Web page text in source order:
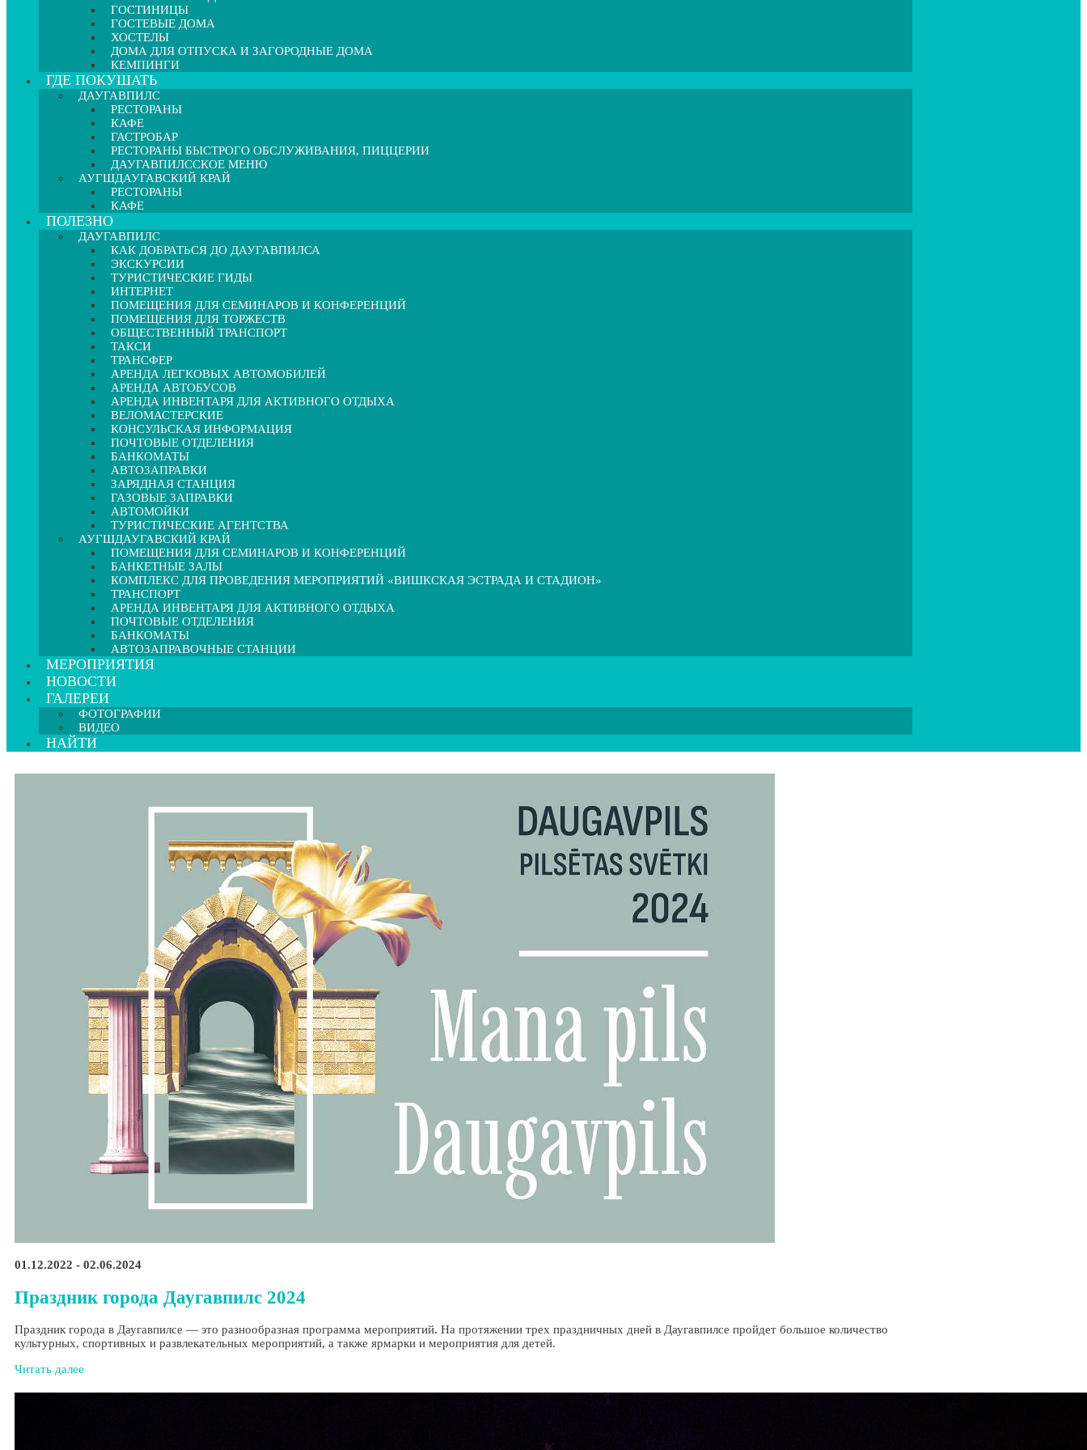
ГОСТИНИЦЫ
ГОСТЕВЫЕ ДОМА
ХОСТЕЛЫ
ДОМА ДЛЯ ОТПУСКА И ЗАГОРОДНЫЕ ДОМА
КЕМПИНГИ
ГДЕ ПОКУШАТЬ
ДАУГАВПИЛС
РЕСТОРАНЫ
КАФЕ
ГАСТРОБАР
РЕСТОРАНЫ БЫСТРОГО ОБСЛУЖИВАНИЯ, ПИЦЦЕРИИ
ДАУГАВПИЛССКОЕ МЕНЮ
АУГШДАУГАВСКИЙ КРАЙ
РЕСТОРАНЫ
КАФЕ
ПОЛЕЗНО
ДАУГАВПИЛС
КАК ДОБРАТЬСЯ ДО ДАУГАВПИЛСА
ЭКСКУРСИИ
ТУРИСТИЧЕСКИЕ ГИДЫ
ИНТЕРНЕТ
ПОМЕЩЕНИЯ ДЛЯ СЕМИНАРОВ И КОНФЕРЕНЦИЙ
ПОМЕЩЕНИЯ ДЛЯ ТОРЖЕСТВ
ОБЩЕСТВЕННЫЙ ТРАНСПОРТ
ТАКСИ
ТРАНСФЕР
АРЕНДА ЛЕГКОВЫХ АВТОМОБИЛЕЙ
АРЕНДА АВТОБУСОВ
АРЕНДА ИНВЕНТАРЯ ДЛЯ АКТИВНОГО ОТДЫХА
ВЕЛОМАСТЕРСКИЕ
КОНСУЛЬСКАЯ ИНФОРМАЦИЯ
ПОЧТОВЫЕ ОТДЕЛЕНИЯ
БАНКОМАТЫ
АВТОЗАПРАВКИ
ЗАРЯДНАЯ СТАНЦИЯ
ГАЗОВЫЕ ЗАПРАВКИ
АВТОМОЙКИ
ТУРИСТИЧЕСКИЕ АГЕНТСТВА
АУГШДАУГАВСКИЙ КРАЙ
ПОМЕЩЕНИЯ ДЛЯ СЕМИНАРОВ И КОНФЕРЕНЦИЙ
БАНКЕТНЫЕ ЗАЛЫ
КОМПЛЕКС ДЛЯ ПРОВЕДЕНИЯ МЕРОПРИЯТИЙ «ВИШКСКАЯ ЭСТРАДА И СТАДИОН»
ТРАНСПОРТ
АРЕНДА ИНВЕНТАРЯ ДЛЯ АКТИВНОГО ОТДЫХА
ПОЧТОВЫЕ ОТДЕЛЕНИЯ
БАНКОМАТЫ
АВТОЗАПРАВОЧНЫЕ СТАНЦИИ
МЕРОПРИЯТИЯ
НОВОСТИ
ГАЛЕРЕИ
ФОТОГРАФИИ
ВИДЕО
НАЙТИ
01.12.2022 - 02.06.2024
Праздник города Даугавпилс 2024
Праздник города в Даугавпилсе — это разнообразная программа мероприятий. На протяжении трех праздничных дней в Даугавпилсе пройдет большое количество
культурных, спортивных и развлекательных мероприятий, а также ярмарки и мероприятия для детей.
Читать далее